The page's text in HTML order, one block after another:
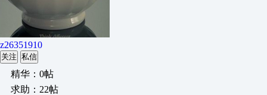
z26351910
关注 私信
精华：0帖
求助：22帖